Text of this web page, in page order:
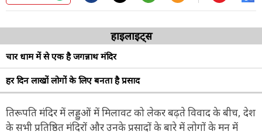
हाइलाइट्स
चार धाम में से एक है जगन्नाथ मंदिर
हर दिन लाखों लोगों के लिए बनता है प्रसाद
तिरूपति मंदिर में लड्डुओं में मिलावट को लेकर बढ़ते विवाद के बीच, देश
के सभी प्रतिष्ठित मंदिरों और उनके प्रसादों के बारे में लोगों के मन में